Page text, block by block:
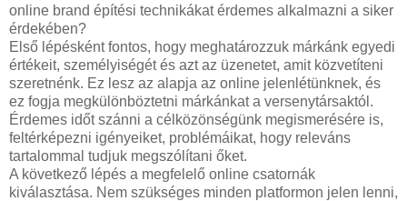
online brand építési technikákat érdemes alkalmazni a siker
érdekében?
Első lépésként fontos, hogy meghatározzuk márkánk egyedi
értékeit, személyiségét és azt az üzenetet, amit közvetíteni
szeretnénk. Ez lesz az alapja az online jelenlétünknek, és
ez fogja megkülönböztetni márkánkat a versenytársaktól.
Érdemes időt szánni a célközönségünk megismerésére is,
feltérképezni igényeiket, problémáikat, hogy releváns
tartalommal tudjuk megszólítani őket.
A következő lépés a megfelelő online csatornák
kiválasztása. Nem szükséges minden platformon jelen lenni,